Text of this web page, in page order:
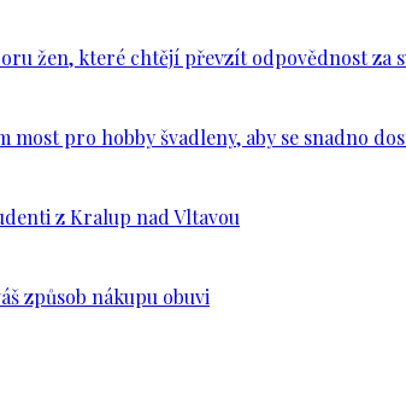
žen, které chtějí převzít odpovědnost za
pro hobby švadleny, aby se snadno
z Kralup nad Vltavou
způsob nákupu obuvi